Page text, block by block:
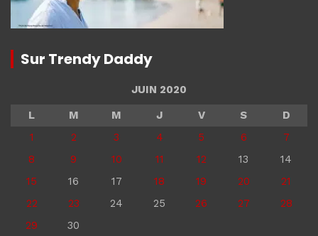
Sur Trendy Daddy
JUIN 2020
L
M M J V S
D
1
2 3 4 5 6
7
8
9 10 11 12 13
14
15
16 17 18 19 20
21
22
23 24 25 26 27
28
29
30